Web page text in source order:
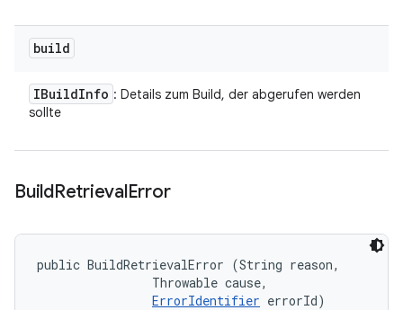
build
IBuildInfo : Details zum Build, der abgerufen werden
sollte
BuildRetrievalError
public BuildRetrievalError (String reason,
                Throwable cause,
ErrorIdentifier errorId)